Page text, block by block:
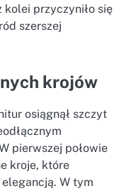
kolei przyczyniło się
szerszej
krojów
osiągnął szczyt
pierwszej połowie
kroje, które
W tym